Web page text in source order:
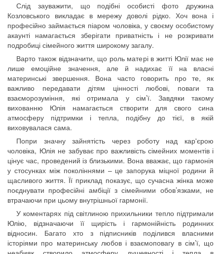
Слід зауважити, що подібні особисті фото дружина
Козловського викладає в мережу доволі рідко. Хоч вона і
професійно займається піаром чоловіка, у своєму особистому
акаунті намагається зберігати приватність і не розкривати
подробиці сімейного життя широкому загалу.
Варто також відзначити, що роль матері в житті Юлії має не
лише емоційне значення, але й надихає її на власні
материнські звершення. Вона часто говорить про те, як
важливо передавати дітям цінності любові, поваги та
взаєморозуміння, які отримала у сім’ї. Завдяки такому
вихованню Юлія намагається створити для свого сина
атмосферу підтримки і тепла, подібну до тієї, в якій
виховувалася сама.
Попри значну зайнятість через роботу над кар'єрою
чоловіка, Юлія не забуває про важливість сімейних моментів і
цінує час, проведений із близькими. Вона вважає, що гармонія
у стосунках між поколіннями – це запорука міцної родини й
щасливого життя. Її приклад показує, що сучасна жінка може
поєднувати професійні амбіції з сімейними обов’язками, не
втрачаючи при цьому внутрішньої гармонії.
У коментарях під світлиною прихильники тепло підтримали
Юлію, відзначаючи її щирість і гармонійність родинних
відносин. Багато хто з підписників поділився власними
історіями про материнську любов і взаємоповагу в сім’ї, що